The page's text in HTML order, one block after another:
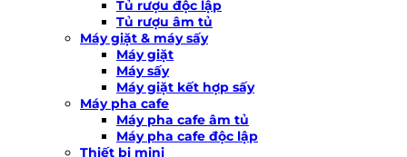
Tủ rượu độc lập
Tủ rượu âm tủ
Máy giặt & máy sấy
Máy giặt
Máy sấy
Máy giặt kết hợp sấy
Máy pha cafe
Máy pha cafe âm tủ
Máy pha cafe độc lập
Thiết bị mini